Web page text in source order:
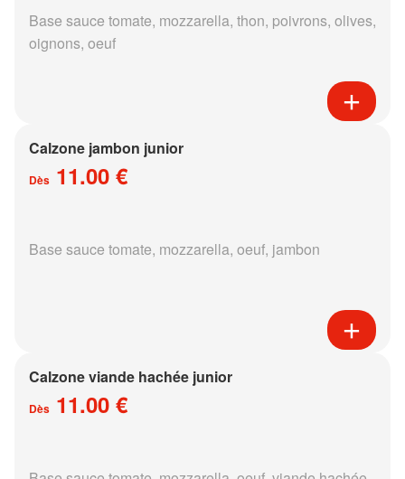
Base sauce tomate, mozzarella, thon, poivrons, olives,
oignons, oeuf
Calzone jambon junior
Dès 11.00 €
Base sauce tomate, mozzarella, oeuf, jambon
Calzone viande hachée junior
Dès 11.00 €